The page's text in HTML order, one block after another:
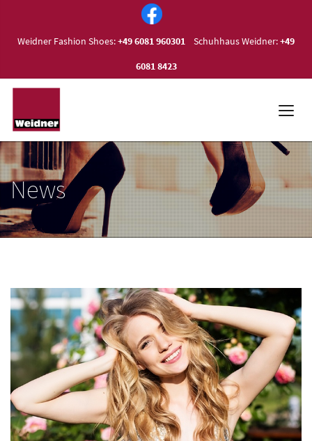
Weidner Fashion Shoes:+49 6081 960301 Schuhhaus Weidner:+49
6081 8423
News